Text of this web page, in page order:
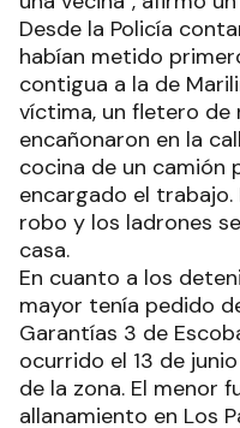
Desde la Policía
habían metido
contigua a la de
víctima, un fletero de
encañonaron en la
cocina de un camión
encargado el
robo y los ladrones
casa.
En cuanto a los
mayor tenía pedido
Garantías 3 de
ocurrido el 13 de
de la zona. El menor
allanamiento en Los